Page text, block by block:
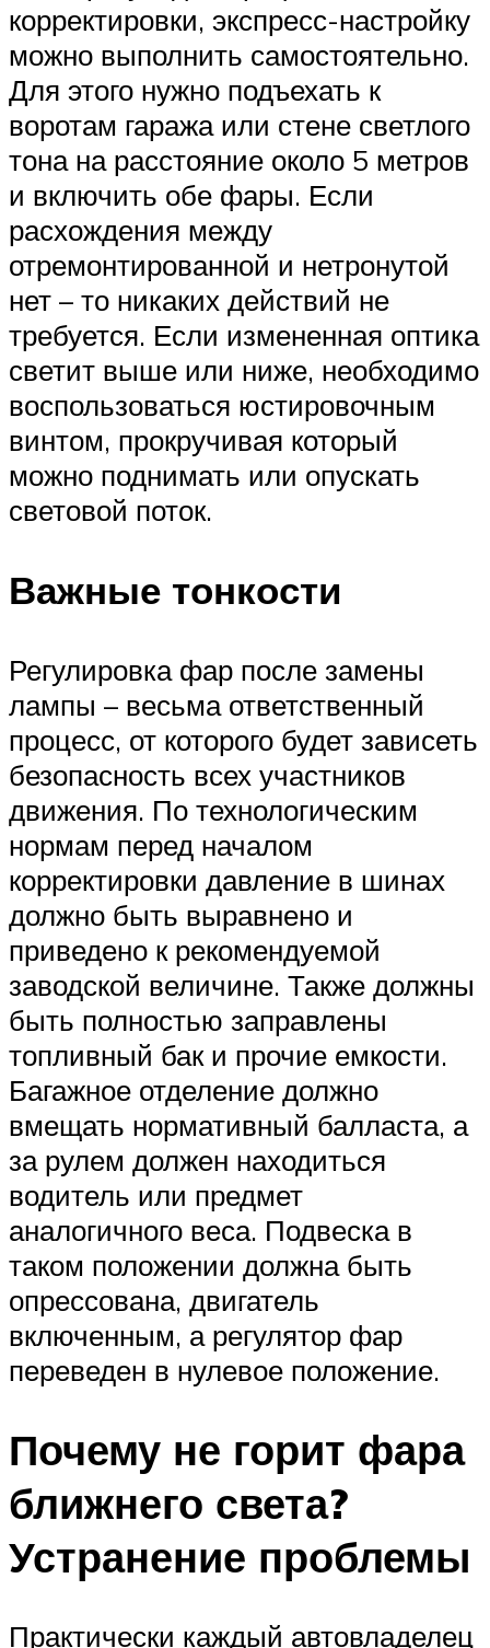
корректировки, экспресс-настройку
можно выполнить самостоятельно.
Для этого нужно подъехать к
воротам гаража или стене светлого
тона на расстояние около 5 метров
и включить обе фары. Если
расхождения между
отремонтированной и нетронутой
нет – то никаких действий не
требуется. Если измененная оптика
светит выше или ниже, необходимо
воспользоваться юстировочным
винтом, прокручивая который
можно поднимать или опускать
световой поток.
Важные тонкости
Регулировка фар после замены
лампы – весьма ответственный
процесс, от которого будет зависеть
безопасность всех участников
движения. По технологическим
нормам перед началом
корректировки давление в шинах
должно быть выравнено и
приведено к рекомендуемой
заводской величине. Также должны
быть полностью заправлены
топливный бак и прочие емкости.
Багажное отделение должно
вмещать нормативный балласта, а
за рулем должен находиться
водитель или предмет
аналогичного веса. Подвеска в
таком положении должна быть
опрессована, двигатель
включенным, а регулятор фар
переведен в нулевое положение.
Почему не горит фара
ближнего света?
Устранение проблемы
Практически каждый автовладелец